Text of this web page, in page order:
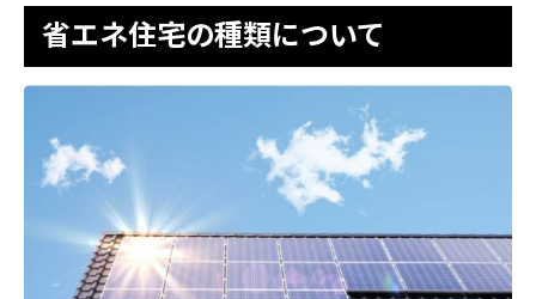
省エネ住宅の種類について